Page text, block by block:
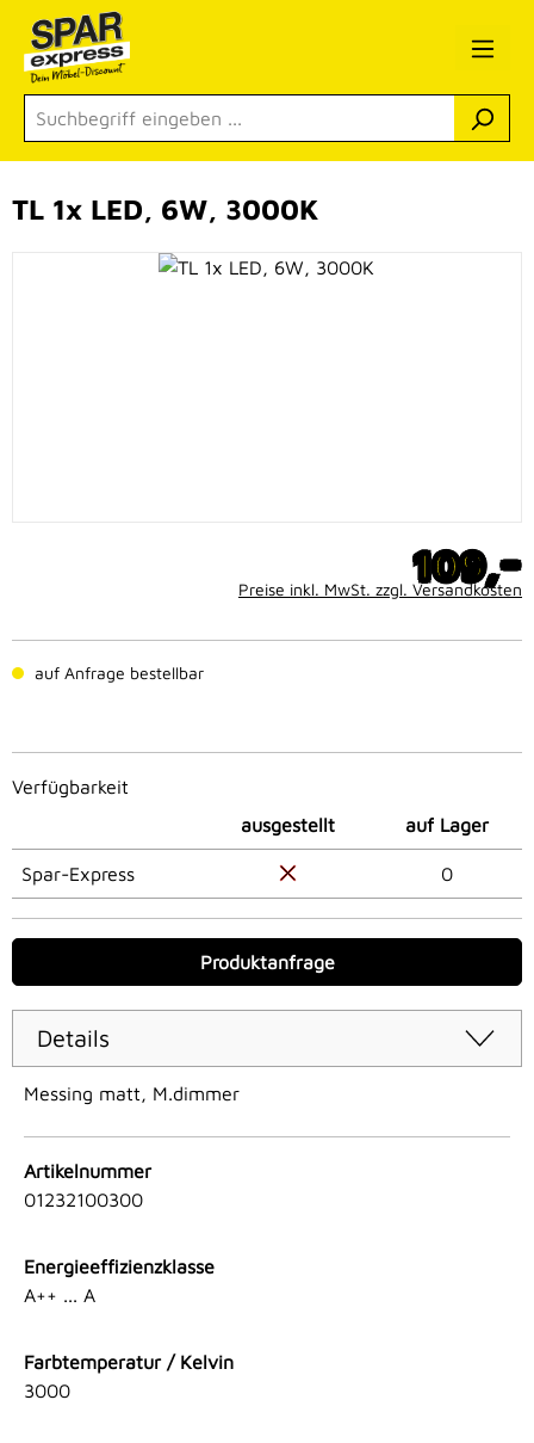
Zum Hauptinhalt springen
Bildergalerie überspringen
TL 1x LED, 6W, 3000K
109,-
Preise inkl. MwSt. zzgl. Versandkosten
auf Anfrage bestellbar
Verfügbarkeit
ausgestellt
auf Lager
Spar-Express 0
Produktanfrage
Details
Messing matt, M.dimmer
Artikelnummer
01232100300
Energieeffizienzklasse
A++ ... A
Farbtemperatur / Kelvin
3000